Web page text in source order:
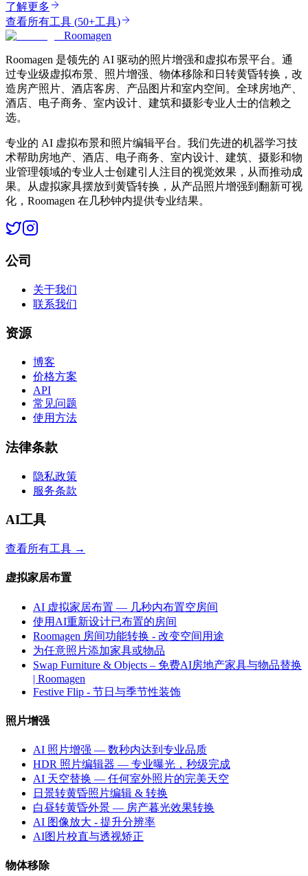
了解更多
查看所有工具 (50+工具)
Roomagen
Roomagen 是领先的 AI 驱动的照片增强和虚拟布景平台。通
过专业级虚拟布景、照片增强、物体移除和日转黄昏转换，改
造房产照片、酒店客房、产品图片和室内空间。全球房地产、
酒店、电子商务、室内设计、建筑和摄影专业人士的信赖之
选。
专业的 AI 虚拟布景和照片编辑平台。我们先进的机器学习技
术帮助房地产、酒店、电子商务、室内设计、建筑、摄影和物
业管理领域的专业人士创建引人注目的视觉效果，从而推动成
果。从虚拟家具摆放到黄昏转换，从产品照片增强到翻新可视
化，Roomagen 在几秒钟内提供专业结果。
公司
关于我们
联系我们
资源
博客
价格方案
API
常见问题
使用方法
法律条款
隐私政策
服务条款
AI工具
查看所有工具 →
虚拟家居布置
AI 虚拟家居布置 — 几秒内布置空房间
使用AI重新设计已布置的房间
Roomagen 房间功能转换 - 改变空间用途
为任意照片添加家具或物品
Swap Furniture & Objects – 免费AI房地产家具与物品替换
| Roomagen
Festive Flip - 节日与季节性装饰
照片增强
AI 照片增强 — 数秒内达到专业品质
HDR 照片编辑器 — 专业曝光，秒级完成
AI 天空替换 — 任何室外照片的完美天空
日景转黄昏照片编辑 & 转换
白昼转黄昏外景 — 房产暮光效果转换
AI 图像放大 - 提升分辨率
AI图片校直与透视矫正
物体移除